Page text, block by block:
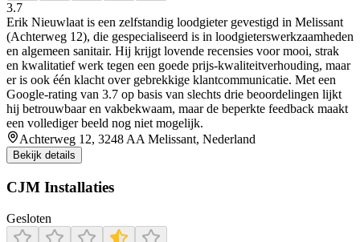
3.7
Erik Nieuwlaat is een zelfstandig loodgieter gevestigd in Melissant
(Achterweg 12), die gespecialiseerd is in loodgieterswerkzaamheden
en algemeen sanitair. Hij krijgt lovende recensies voor mooi, strak
en kwalitatief werk tegen een goede prijs‑kwaliteitverhouding, maar
er is ook één klacht over gebrekkige klantcommunicatie. Met een
Google‑rating van 3.7 op basis van slechts drie beoordelingen lijkt
hij betrouwbaar en vakbekwaam, maar de beperkte feedback maakt
een vollediger beeld nog niet mogelijk.
Achterweg 12, 3248 AA Melissant, Nederland
Bekijk details
CJM Installaties
Gesloten